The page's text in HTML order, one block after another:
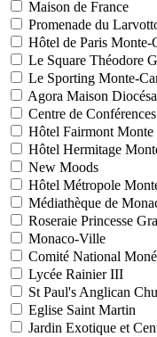
Maison de France
Promenade du
Hôtel de Paris Monte-
Le Square Théodore
Le Sporting Monte-
Agora Maison
Centre de
Hôtel Fairmont Monte
Hôtel Hermitage
New Moods
Hôtel Métropole
Médiathèque de
Roseraie Princesse
Monaco-Ville
Comité National
Lycée Rainier III
St Paul's Anglican
Eglise Saint Martin
Jardin Exotique et